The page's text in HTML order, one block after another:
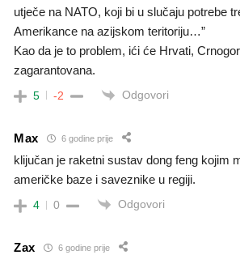
utječe na NATO, koji bi u slučaju potrebe
Amerikance na azijskom teritoriju…”
Kao da je to problem, ići će Hrvati,
zagarantovana.
5 -2 Odgovori
Max 6 godine prije
klijučan je raketni sustav dong feng kojim
američke baze i saveznike u regiji.
4 0 Odgovori
Zax 6 godine prije